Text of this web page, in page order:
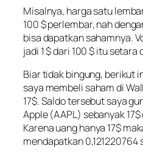
Misalnya, harga satu
100 $ perlembar, nah
bisa dapatkan sahamnya.
jadi 1 $ dari 100 $ itu setara
Biar tidak bingung, berikut
saya membeli saham di
17$. Saldo tersebut saya
Apple (AAPL) sebanyak
Karena uang hanya 17$
mendapatkan 0,121220764